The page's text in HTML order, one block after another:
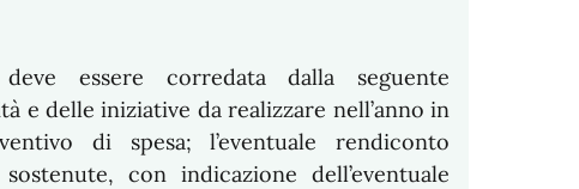
essere corredata dalla seguente
e delle iniziative da realizzare nell’anno in
di spesa; l’eventuale rendiconto
con indicazione dell’eventuale